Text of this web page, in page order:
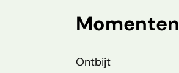
Momenten
Ontbijt